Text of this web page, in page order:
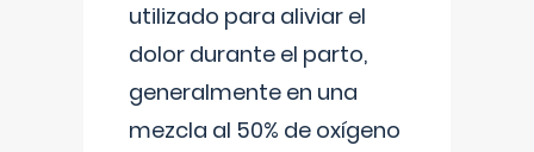
utilizado para aliviar el
dolor durante el parto,
generalmente en una
mezcla al 50% de oxígeno